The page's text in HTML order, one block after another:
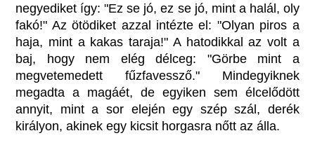
negyediket így: "Ez se jó, ez se jó, mint a halál, oly
fakó!" Az ötödiket azzal intézte el: "Olyan piros a
haja, mint a kakas taraja!" A hatodikkal az volt a
baj, hogy nem elég délceg: "Görbe mint a
megvetemedett fűzfavessző." Mindegyiknek
megadta a magáét, de egyiken sem élcelődött
annyit, mint a sor elején egy szép szál, derék
királyon, akinek egy kicsit horgasra nőtt az álla.